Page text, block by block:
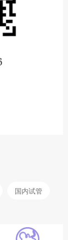
国内试管